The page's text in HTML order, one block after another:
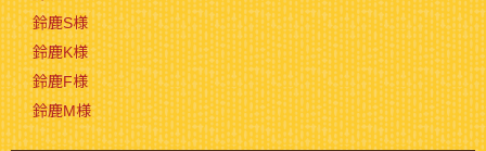
鈴鹿S様
鈴鹿K様
鈴鹿F様
鈴鹿M様